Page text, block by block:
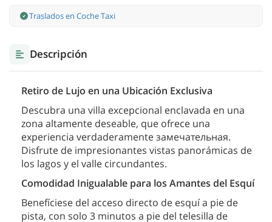
Traslados en Coche Taxi
Descripción
Retiro de Lujo en una Ubicación Exclusiva
Descubra una villa excepcional enclavada en una
zona altamente deseable, que ofrece una
experiencia verdaderamente замечательная.
Disfrute de impresionantes vistas panorámicas de
los lagos y el valle circundantes.
Comodidad Inigualable para los Amantes del Esquí
Benefíciese del acceso directo de esquí a pie de
pista, con solo 3 minutos a pie del telesilla de